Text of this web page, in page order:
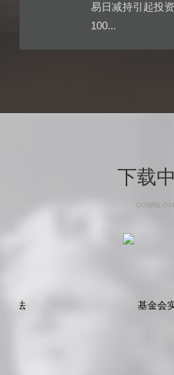
易日减持引起投
100...
下载